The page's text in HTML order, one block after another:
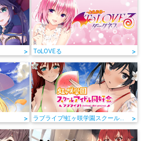
> ToLOVEる >
> ラブライブ!虹ヶ咲学園スクールアイドル同好会 >